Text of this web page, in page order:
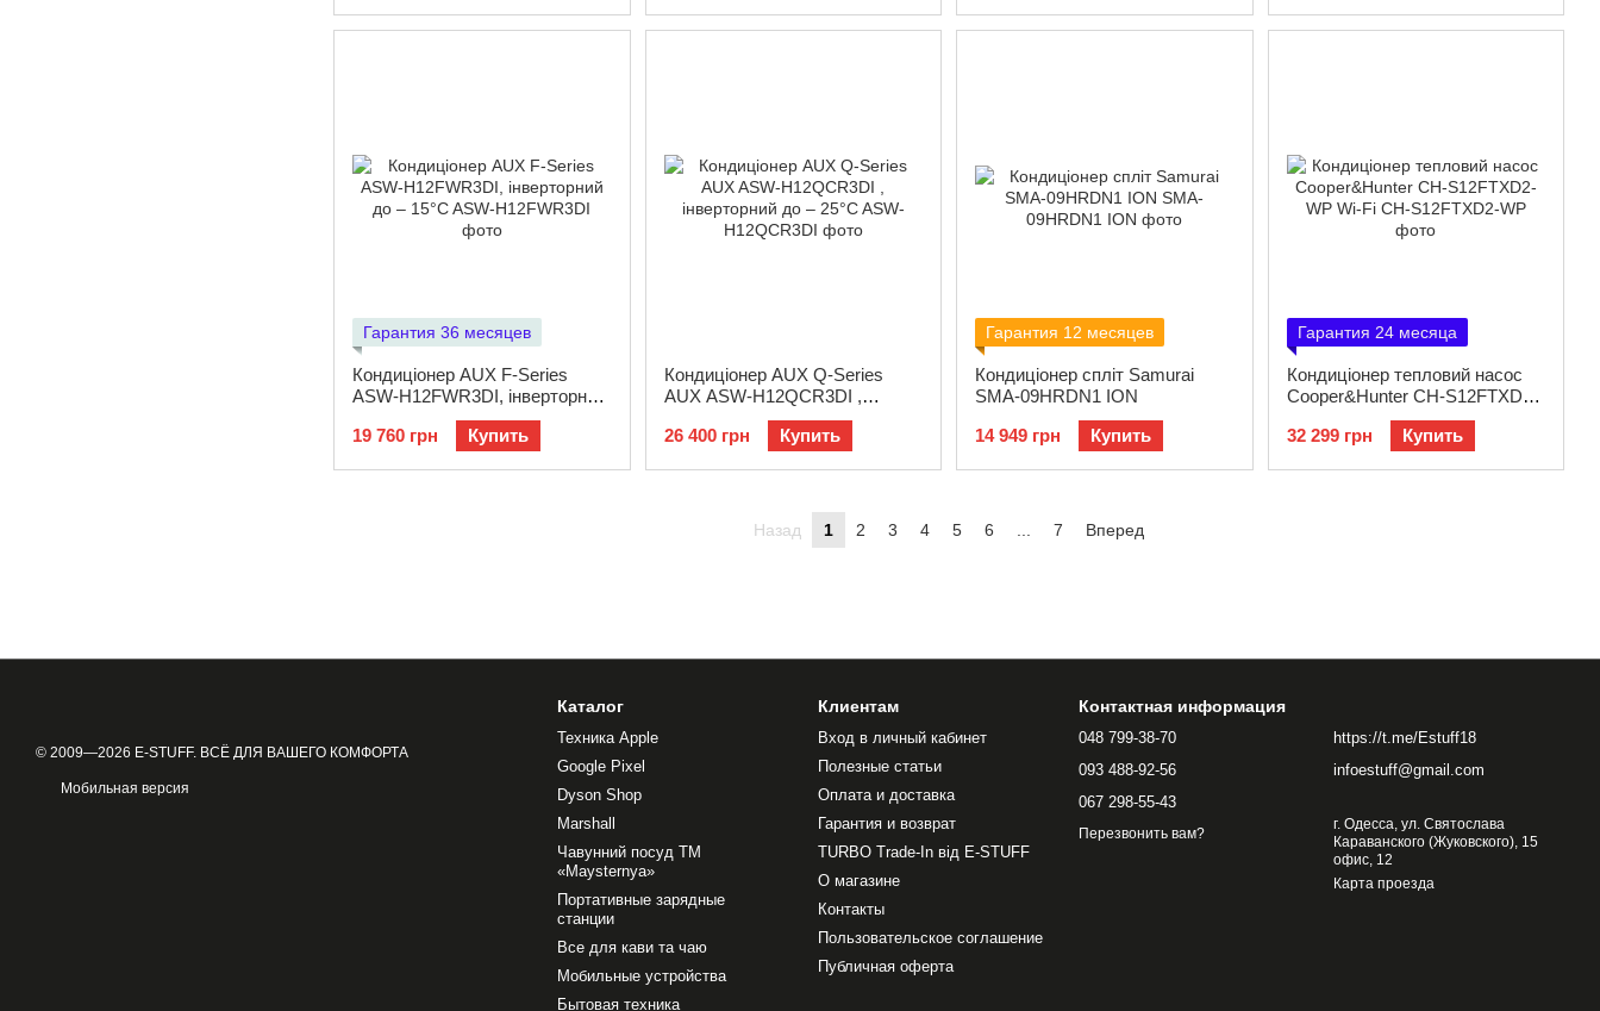
Гарантия 36 месяцев
Кондиціонер AUX F-Series
ASW-H12FWR3DI, інверторний
19 760 грн
Купить
Кондиціонер AUX Q-Series
AUX ASW-H12QCR3DI ,
інверторний до – 25°C
26 400 грн
Купить
Гарантия 12 месяцев
Кондиціонер спліт Samurai
SMA-09HRDN1 ION
14 949 грн
Купить
Гарантия 24 месяца
Кондиціонер тепловий насос
Cooper&Hunter CH-S12FTXD2-
32 299 грн
Купить
Назад 1 2 3 4 5 6 7 Вперед
© 2009—2026 E-STUFF. ВСЁ ДЛЯ ВАШЕГО КОМФОРТА
Мобильная версия
Каталог
Техника Apple
Google Pixel
Dyson Shop
Marshall
Чавунний посуд ТМ
«Maysternya»
Портативные зарядные
станции
Все для кави та чаю
Мобильные устройства
Бытовая техника
Клиентам
Вход в личный кабинет
Полезные статьи
Оплата и доставка
Гарантия и возврат
TURBO Trade-In від E-STUFF
О магазине
Контакты
Пользовательское соглашение
Публичная оферта
Контактная информация
048 799-38-70
093 488-92-56
067 298-55-43
Перезвонить вам?
https://t.me/Estuff18
infoestuff@gmail.com
г. Одесса, ул. Святослава
Караванского (Жуковского), 15
офис, 12
Карта проезда